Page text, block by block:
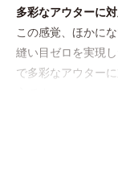
多彩なアウターに
この感覚、ほかに
縫い目ゼロを実現
で多彩なアウター